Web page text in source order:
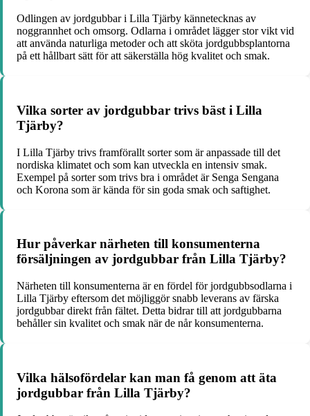
Odlingen av jordgubbar i Lilla Tjärby kännetecknas av
noggrannhet och omsorg. Odlarna i området lägger stor vikt vid
att använda naturliga metoder och att sköta jordgubbsplantorna
på ett hållbart sätt för att säkerställa hög kvalitet och smak.
Vilka sorter av jordgubbar trivs bäst i Lilla
Tjärby?
I Lilla Tjärby trivs framförallt sorter som är anpassade till det
nordiska klimatet och som kan utveckla en intensiv smak.
Exempel på sorter som trivs bra i området är Senga Sengana
och Korona som är kända för sin goda smak och saftighet.
Hur påverkar närheten till konsumenterna
försäljningen av jordgubbar från Lilla Tjärby?
Närheten till konsumenterna är en fördel för jordgubbsodlarna i
Lilla Tjärby eftersom det möjliggör snabb leverans av färska
jordgubbar direkt från fältet. Detta bidrar till att jordgubbarna
behåller sin kvalitet och smak när de når konsumenterna.
Vilka hälsofördelar kan man få genom att äta
jordgubbar från Lilla Tjärby?